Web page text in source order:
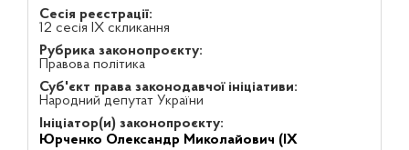
Сесія реєстрації:
12 сесія IX скликання
Рубрика законопроєкту:
Правова політика
Суб'єкт права законодавчої ініціативи:
Народний депутат України
Ініціатор(и) законопроєкту:
Юрченко Олександр Миколайович (IX